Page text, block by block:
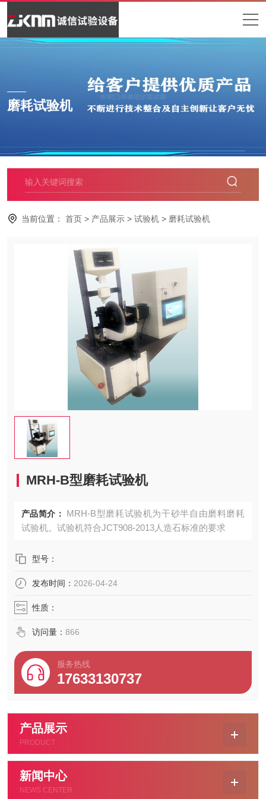
磨耗试验机
当前位置： 首页 > 产品展示 > 试验机 > 磨耗试验机
MRH-B型磨耗试验机
产品简介：
MRH-B型磨耗试验机为干砂半自由磨料磨耗
试验机。试验机符合JCT908-2013人造石标准的要求
型号：
发布时间： 2026-04-24
性质：
访问量： 866
服务热线
17633130737
产品展示
PRODUCT
新闻中心
NEWS CENTER